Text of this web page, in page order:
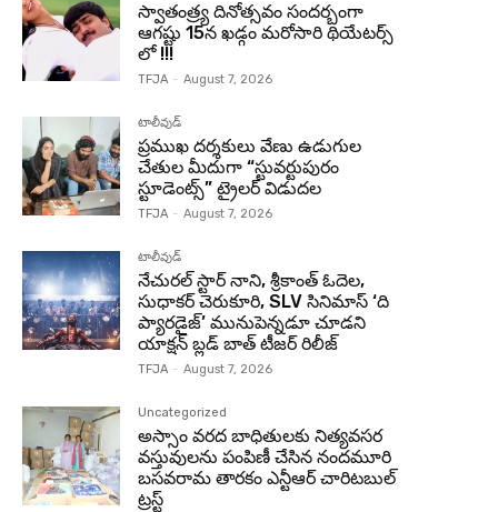
స్వాతంత్ర్య దినోత్సవం సందర్బంగా
ఆగష్టు 15న ఖడ్గం మరోసారి థియేటర్స్
లో !!!
TFJA - August 7, 2026
టాలీవుడ్
ప్రముఖ దర్శకులు వేణు ఉడుగుల
చేతుల మీదుగా “స్టువర్టుపురం
స్టూడెంట్స్” ట్రైలర్ విడుదల
TFJA - August 7, 2026
టాలీవుడ్
నేచురల్ స్టార్ నాని, శ్రీకాంత్ ఓదెల,
సుధాకర్ చెరుకూరి, SLV సినిమాస్ ‘ది
ప్యారడైజ్’ మునుపెన్నడూ చూడని
యాక్షన్ బ్లడ్ బాత్ టీజర్ రిలీజ్
TFJA - August 7, 2026
Uncategorized
అస్సాం వరద బాధితులకు నిత్యవసర
వస్తువులను పంపిణీ చేసిన నందమూరి
బసవరామ తారకం ఎన్టీఆర్ చారిటబుల్
ట్రస్ట్